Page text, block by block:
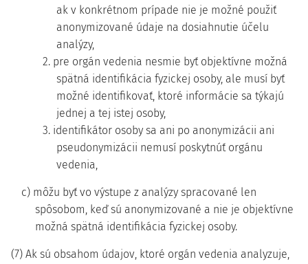
ak v konkrétnom prípade nie je možné použiť
anonymizované údaje na dosiahnutie účelu
analýzy,
2. pre orgán vedenia nesmie byť objektívne možná
spätná identifikácia fyzickej osoby, ale musí byť
možné identifikovať, ktoré informácie sa týkajú
jednej a tej istej osoby,
3. identifikátor osoby sa ani po anonymizácii ani
pseudonymizácii nemusí poskytnúť orgánu
vedenia,
c) môžu byť vo výstupe z analýzy spracované len
spôsobom, keď sú anonymizované a nie je objektívne
možná spätná identifikácia fyzickej osoby.
(7) Ak sú obsahom údajov, ktoré orgán vedenia analyzuje,